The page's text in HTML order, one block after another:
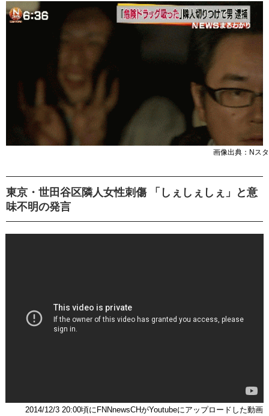
画像出典：Nスタ
東京・世田谷区隣人女性刺傷 「しぇしぇしぇ」と意
味不明の発言
2014/12/3 20:00頃にFNNnewsCHがYoutubeにアップロードした動画